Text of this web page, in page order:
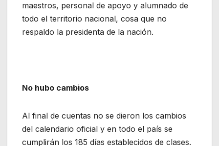
maestros, personal de apoyo y alumnado de
todo el territorio nacional, cosa que no
respaldo la presidenta de la nación.
No hubo cambios
Al final de cuentas no se dieron los cambios
del calendario oficial y en todo el país se
cumplirán los 185 días establecidos de clases.